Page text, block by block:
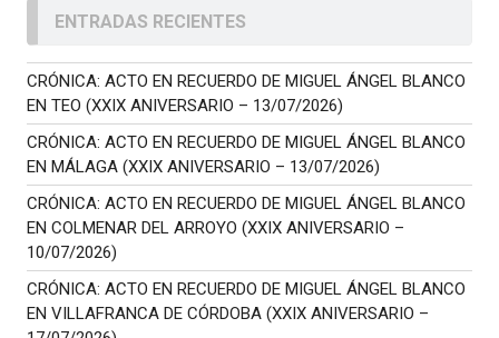
ENTRADAS RECIENTES
CRÓNICA: ACTO EN RECUERDO DE MIGUEL ÁNGEL BLANCO
EN TEO (XXIX ANIVERSARIO – 13/07/2026)
CRÓNICA: ACTO EN RECUERDO DE MIGUEL ÁNGEL BLANCO
EN MÁLAGA (XXIX ANIVERSARIO – 13/07/2026)
CRÓNICA: ACTO EN RECUERDO DE MIGUEL ÁNGEL BLANCO
EN COLMENAR DEL ARROYO (XXIX ANIVERSARIO –
10/07/2026)
CRÓNICA: ACTO EN RECUERDO DE MIGUEL ÁNGEL BLANCO
EN VILLAFRANCA DE CÓRDOBA (XXIX ANIVERSARIO –